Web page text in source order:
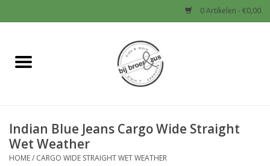
0 Artikelen - €0,00
Home
Baby
Jongens
Indian Blue Jeans Cargo Wide Straight
Wet Weather
HOME/ CARGO WIDE STRAIGHT WET WEATHER